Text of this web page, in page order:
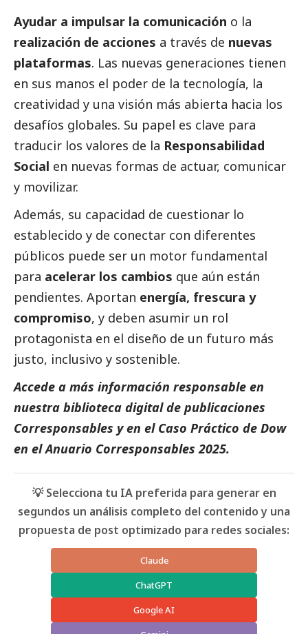
Ayudar a impulsar la comunicación o la
realización de acciones a través de nuevas
plataformas. Las nuevas generaciones tienen
en sus manos el poder de la tecnología, la
creatividad y una visión más abierta hacia los
desafíos globales. Su papel es clave para
traducir los valores de la Responsabilidad
Social en nuevas formas de actuar, comunicar
y movilizar.
Además, su capacidad de cuestionar lo
establecido y de conectar con diferentes
públicos puede ser un motor fundamental
para acelerar los cambios que aún están
pendientes. Aportan energía, frescura y
compromiso, y deben asumir un rol
protagonista en el diseño de un futuro más
justo, inclusivo y sostenible.
Accede a más información responsable en
nuestra biblioteca digital de publicaciones
Corresponsables y en el Caso Práctico de Dow
en elAnuario Corresponsables 2025.
💡 Selecciona tu IA preferida para generar en
segundos un análisis completo del contenido y una
propuesta de post optimizado para redes sociales:
Claude
ChatGPT
Google AI